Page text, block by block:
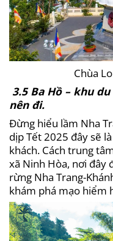
Chùa
3.5 Ba Hồ – khu
nên đi.
Đừng hiểu lầm Nha
dịp Tết 2025 đây sẽ
khách. Cách trung
xã Ninh Hòa, nơi đây
rừng Nha Trang-
khám phá mạo hiểm